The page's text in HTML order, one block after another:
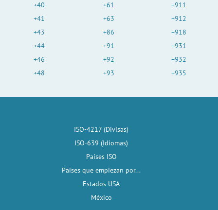
+40
+41
+43
+44
+46
+48
+61
+63
+86
+91
+92
+93
+911
+912
+918
+931
+932
+935
ISO-4217 (Divisas)
ISO-639 (Idiomas)
Países ISO
Países que empiezan por...
Estados USA
México